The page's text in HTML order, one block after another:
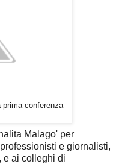
prima conferenza
Malago' per
e giornalisti,
e ai colleghi di